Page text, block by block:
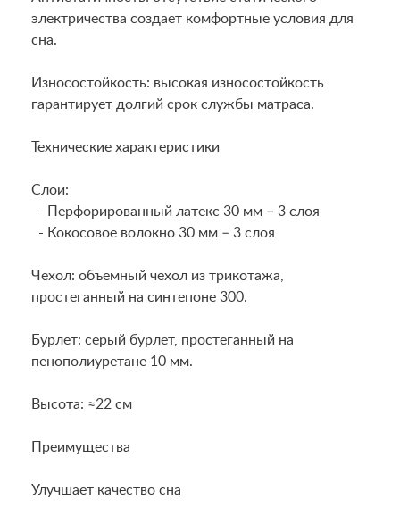
электричества создает комфортные условия для
сна.
Износостойкость: высокая износостойкость
гарантирует долгий срок службы матраса.
Технические характеристики
Слои:
- Перфорированный латекс 30 мм – 3 слоя
- Кокосовое волокно 30 мм – 3 слоя
Чехол: объемный чехол из трикотажа,
простеганный на синтепоне 300.
Бурлет: серый бурлет, простеганный на
пенополиуретане 10 мм.
Высота: ≈22 см
Преимущества
Улучшает качество сна